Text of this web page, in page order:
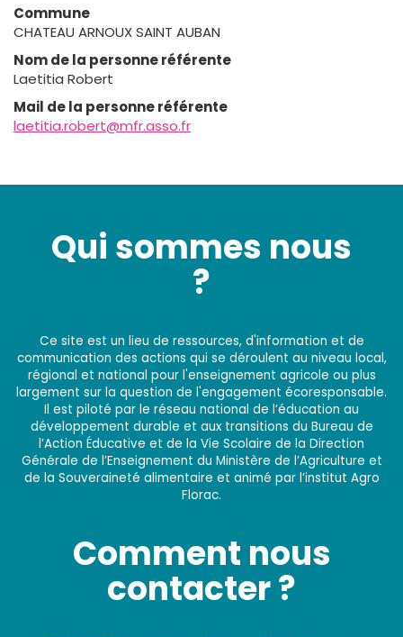
Commune
CHATEAU ARNOUX SAINT AUBAN
Nom de la personne référente
Laetitia Robert
Mail de la personne référente
laetitia.robert@mfr.asso.fr
Qui sommes nous
?
Ce site est un lieu de ressources, d'information et de
communication des actions qui se déroulent au niveau local,
régional et national pour l'enseignement agricole ou plus
largement sur la question de l'engagement écoresponsable.
Il est piloté par le réseau national de l’éducation au
développement durable et aux transitions du Bureau de
l’Action Éducative et de la Vie Scolaire de la Direction
Générale de l’Enseignement du Ministère de l’Agriculture et
de la Souveraineté alimentaire et animé par l’institut Agro
Florac.
Comment nous
contacter ?